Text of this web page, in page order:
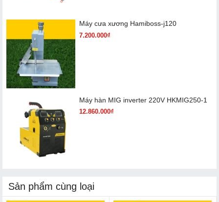
Máy cưa xương Hamiboss-j120
7.200.000₫
Máy hàn MIG inverter 220V HKMIG250-1
12.860.000₫
Sản phẩm cùng loại